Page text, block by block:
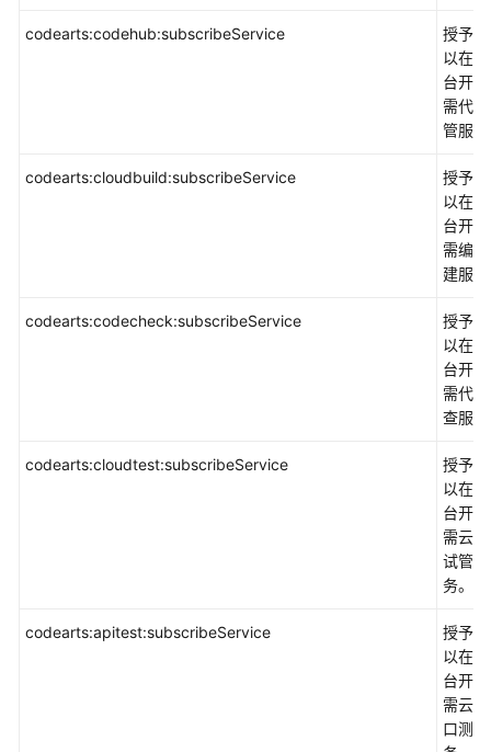
责
云
（SLA）
codearts:codehub:subscribeService
授予
以在
台开
需代
管服
codearts:cloudbuild:subscribeService
授予
以在
台开
需编
建服
codearts:codecheck:subscribeService
授予
以在
台开
需代
查服
codearts:cloudtest:subscribeService
授予
以在
台开
需云
试管
务。
codearts:apitest:subscribeService
授予
以在
台开
需云
口测